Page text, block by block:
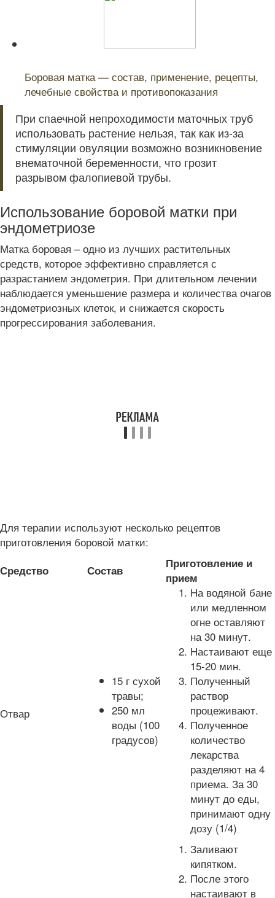
Боровая матка — состав, применение, рецепты,
лечебные свойства и противопоказания
При спаечной непроходимости маточных труб
использовать растение нельзя, так как из-за
стимуляции овуляции возможно возникновение
внематочной беременности, что грозит
разрывом фалопиевой трубы.
Использование боровой матки при
эндометриозе
Матка боровая – одно из лучших растительных
средств, которое эффективно справляется с
разрастанием эндометрия. При длительном лечении
наблюдается уменьшение размера и количества очагов
эндометриозных клеток, и снижается скорость
прогрессирования заболевания.
Для терапии используют несколько рецептов
приготовления боровой матки:
Средство Состав
Приготовление и
прием
Отвар
15 г сухой
травы;
250 мл
воды (100
градусов)
На водяной бане
или медленном
огне оставляют
на 30 минут.
Настаивают еще
15-20 мин.
Полученный
раствор
процеживают.
Полученное
количество
лекарства
разделяют на 4
приема. За 30
минут до еды,
принимают одну
дозу (1/4)
Заливают
кипятком.
После этого
настаивают в